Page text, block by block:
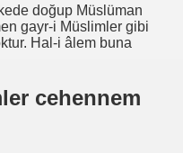
doğup Müslüman
gayr-i Müslimler gibi
Hal-i âlem buna
cehennem